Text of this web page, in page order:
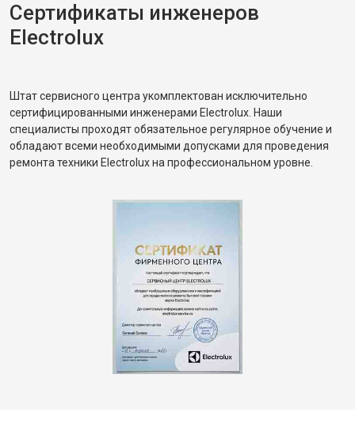
Сертификаты инженеров
Electrolux
Штат сервисного центра укомплектован исключительно
сертифицированными инженерами Electrolux. Наши
специалисты проходят обязательное регулярное обучение и
обладают всеми необходимыми допусками для проведения
ремонта техники Electrolux на профессиональном уровне.